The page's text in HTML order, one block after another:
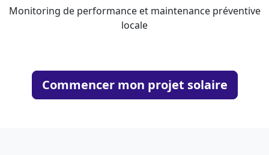
Monitoring de performance et maintenance préventive
locale
Commencer mon projet solaire